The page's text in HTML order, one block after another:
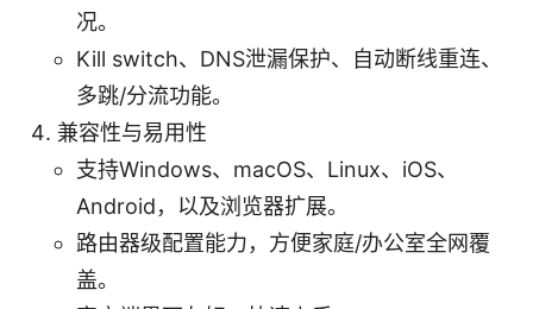
况。
Kill switch、DNS泄漏保护、自动断线重连、
多跳/分流功能。
兼容性与易用性
支持Windows、macOS、Linux、iOS、
Android，以及浏览器扩展。
路由器级配置能力，方便家庭/办公室全网覆
盖。